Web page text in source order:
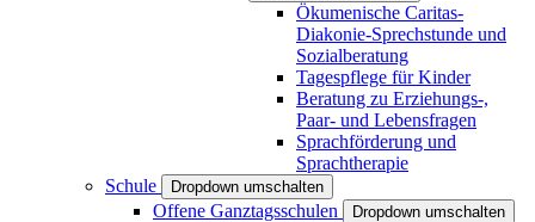
Ökumenische Caritas-
Diakonie-Sprechstunde und
Sozialberatung
Tagespflege für Kinder
Beratung zu Erziehungs-,
Paar- und Lebensfragen
Sprachförderung und
Sprachtherapie
Schule
Dropdown umschalten
Offene Ganztagsschulen Dropdown umschalten